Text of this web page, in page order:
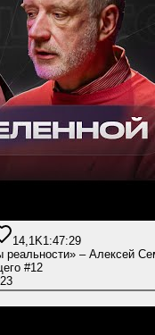
14,1K1:47:29
– Алексей
#12